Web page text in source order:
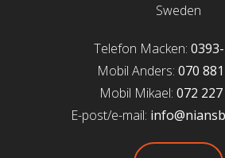
Sweden
Telefon Macken:
Mobil Anders: 070
Mobil Mikael: 072
E-post/e-mail: